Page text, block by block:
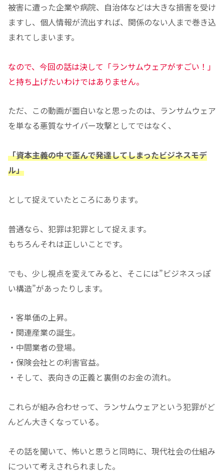
被害に遭った企業や病院、自治体などは大きな損害を受け
ますし、個人情報が流出すれば、関係のない人まで巻き込
まれてしまいます。
なので、今回の話は決して「ランサムウェアがすごい！」
と持ち上げたいわけではありません。
ただ、この動画が面白いなと思ったのは、ランサムウェア
を単なる悪質なサイバー攻撃としてではなく、
「資本主義の中で歪んで発達してしまったビジネスモデ
ル」
として捉えていたところにあります。
普通なら、犯罪は犯罪として捉えます。
もちろんそれは正しいことです。
でも、少し視点を変えてみると、そこには”ビジネスっぽ
い構造”があったりします。
・客単価の上昇。
・関連産業の誕生。
・中間業者の登場。
・保険会社との利害官益。
・そして、表向きの正義と裏側のお金の流れ。
これらが組み合わせって、ランサムウェアという犯罪がど
んどん大きくなっている。
その話を聞いて、怖いと思うと同時に、現代社会の仕組み
について考えされられました。